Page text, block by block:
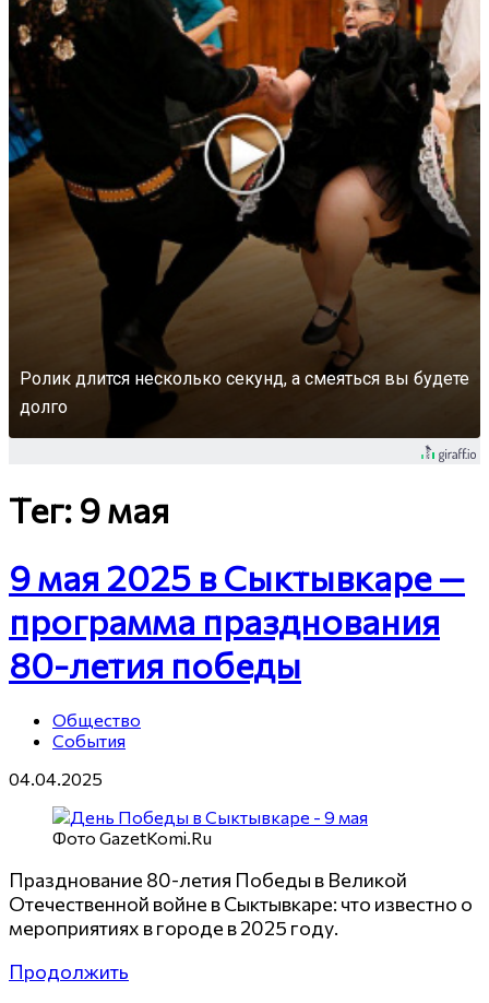
Ролик длится несколько секунд, а смеяться вы будете
долго
Тег: 9 мая
9 мая 2025 в Сыктывкаре —
программа празднования
80-летия победы
Общество
События
04.04.2025
Фото GazetKomi.Ru
Празднование 80-летия Победы в Великой
Отечественной войне в Сыктывкаре: что известно о
мероприятиях в городе в 2025 году.
Продолжить